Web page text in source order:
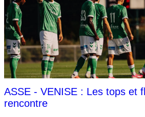
ASSE - VENISE : Les tops et
rencontre